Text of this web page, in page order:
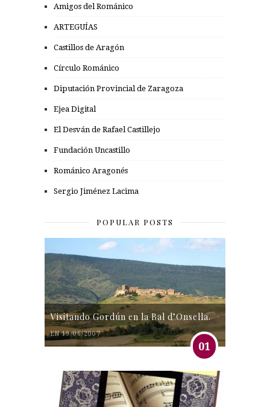
Amigos del Románico
ARTEGUÍAS
Castillos de Aragón
Círculo Románico
Diputación Provincial de Zaragoza
Ejea Digital
El Desván de Rafael Castillejo
Fundación Uncastillo
Románico Aragonés
Sergio Jiménez Lacima
POPULAR POSTS
Visitando Gordún en la Bal d’Onsella.
EN 19/06/2007
01